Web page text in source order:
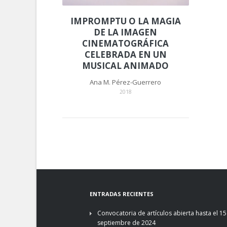
IMPROMPTU O LA MAGIA
DE LA IMAGEN
CINEMATOGRÁFICA
CELEBRADA EN UN
MUSICAL ANIMADO
Ana M. Pérez-Guerrero
2018
ENTRADAS RECIENTES
Convocatoria de artículos abierta hasta el
septiembre de 2024